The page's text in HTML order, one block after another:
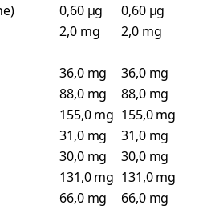
0,60 µg
0,60 µg
2,0 mg
2,0 mg
36,0 mg
36,0 mg
88,0 mg
88,0 mg
155,0 mg 155,0 mg
31,0 mg
31,0 mg
30,0 mg
30,0 mg
131,0 mg 131,0 mg
66,0 mg
66,0 mg